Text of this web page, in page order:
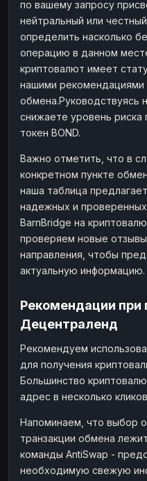
по вашему запросу
нейтральный или
определить насколько
операцию в данном
криптовалют имеет
нашими рекомендациями
обмена.Руководствуясь
снижаете уровень риска
токен BOND.
Важно отметить, что в
конкретном пункте
наша таблица
надежных и
BarnBridge на
проверяем новые
направления, чтобы
актуальную информацию.
Рекомендации при
Децентраленд
Рекомендуем
для получения
Большинство
адрес в несколько
Напоминаем, что выбор
транзакции обмена
команды AntiSwap -
необходимую свежую